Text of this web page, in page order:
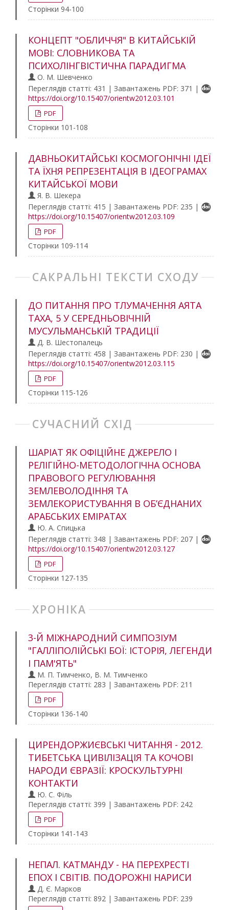
Сторінки 94-100
КОНЦЕПТ "ОБЛИЧЧЯ" В КИТАЙСЬКІЙ
МОВІ: СЛОВНИКОВА ТА
ПСИХОЛІНГВІСТИЧНА ПАРАДИГМА
О. М. Шевченко
Переглядів статті: 431 | Завантажень PDF: 371 |
https://doi.org/10.15407/orientw2012.03.101
PDF
Сторінки 101-108
ДАВНЬОКИТАЙСЬКІ КОСМОГОНІЧНІ ІДЕЇ
ТА ЇХНЯ РЕПРЕЗЕНТАЦІЯ В ІДЕОГРАМАХ
КИТАЙСЬКОЇ МОВИ
Я. В. Шекера
Переглядів статті: 415 | Завантажень PDF: 235 |
https://doi.org/10.15407/orientw2012.03.109
PDF
Сторінки 109-114
САКРАЛЬНІ ТЕКСТИ СХОДУ
ДО ПИТАННЯ ПРО ТЛУМАЧЕННЯ АЯТА
ТАХА, 5 У СЕРЕДНЬОВІЧНІЙ
МУСУЛЬМАНСЬКІЙ ТРАДИЦІЇ
Д. В. Шестопалець
Переглядів статті: 458 | Завантажень PDF: 230 |
https://doi.org/10.15407/orientw2012.03.115
PDF
Сторінки 115-126
СУЧАСНИЙ СХІД
ШАРІАТ ЯК ОФІЦІЙНЕ ДЖЕРЕЛО І
РЕЛІГІЙНО-МЕТОДОЛОГІЧНА ОСНОВА
ПРАВОВОГО РЕГУЛЮВАННЯ
ЗЕМЛЕВОЛОДІННЯ ТА
ЗЕМЛЕКОРИСТУВАННЯ В ОБ’ЄДНАНИХ
АРАБСЬКИХ ЕМІРАТАХ
Ю. А. Спицька
Переглядів статті: 348 | Завантажень PDF: 207 |
https://doi.org/10.15407/orientw2012.03.127
PDF
Сторінки 127-135
ХРОНІКА
3-Й МІЖНАРОДНИЙ СИМПОЗІУМ
"ГАЛЛІПОЛІЙСЬКІ БОЇ: ІСТОРІЯ, ЛЕГЕНДИ
І ПАМ'ЯТЬ"
М. П. Тимченко, В. М. Тимченко
Переглядів статті: 283 | Завантажень PDF: 211
PDF
Сторінки 136-140
ЦИРЕНДОРЖИЄВСЬКІ ЧИТАННЯ - 2012.
ТИБЕТСЬКА ЦИВІЛІЗАЦІЯ ТА КОЧОВІ
НАРОДИ ЄВРАЗІЇ: КРОСКУЛЬТУРНІ
КОНТАКТИ
Ю. С. Філь
Переглядів статті: 399 | Завантажень PDF: 242
PDF
Сторінки 141-143
НЕПАЛ. КАТМАНДУ - НА ПЕРЕХРЕСТІ
ЕПОХ І СВІТІВ. ПОДОРОЖНІ НАРИСИ
Д. Є. Марков
Переглядів статті: 892 | Завантажень PDF: 239